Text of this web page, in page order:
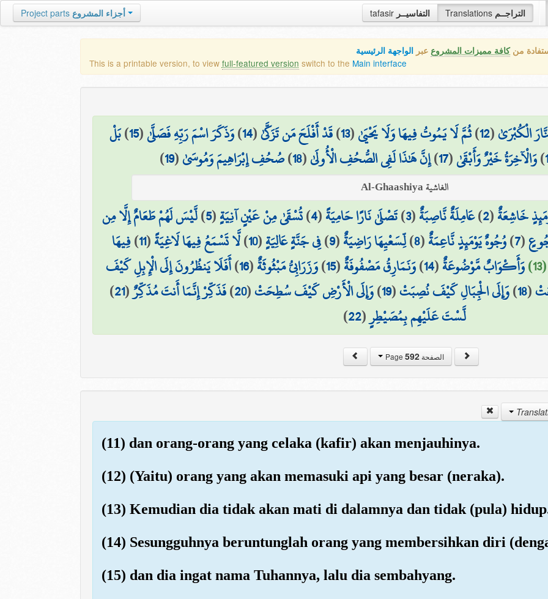
tafasir التفاسيــر Translations التراجــم Project parts أجزاء المشروع
منكافة مميزات المشروع عبر الواجهة الرئيسية
This is a printable version, to view full-featured version switch to the Main interface
الْكُبْرَىٰ(
12
)ثُمَّ لَا يَمُوتُ فِيهَا وَلَا يَحْيَىٰ(
13
)قَدْ أَفْلَحَ مَن تَزَكَّىٰ(
14
)وَذَكَرَ اسْمَ رَبِّهِ فَصَلَّىٰ(
15
)بَلْ
)وَالْآخِرَةُ خَيْرٌ وَأَبْقَىٰ(
17
)إِنَّ هَٰذَا لَفِي الصُّحُفِ الْأُولَىٰ(
18
)صُحُفِ إِبْرَاهِيمَ وَمُوسَىٰ(
19
)
الغاشية Al-Ghaashiya
خَاشِعَةٌ(
2
)عَامِلَةٌ نَّاصِبَةٌ(
3
)تَصْلَىٰ نَارًا حَامِيَةً(
4
)تُسْقَىٰ مِنْ عَيْنٍ آنِيَةٍ(
5
)لَّيْسَ لَهُمْ طَعَامٌ إِلَّا مِن
(
7
)وُجُوهٌ يَوْمَئِذٍ نَّاعِمَةٌ(
8
)لِّسَعْيِهَا رَاضِيَةٌ(
9
)فِي جَنَّةٍ عَالِيَةٍ(
10
)لَّا تَسْمَعُ فِيهَا لَاغِيَةً(
11
)فِيهَا
وَأَكْوَابٌ مَّوْضُوعَةٌ(
14
)وَنَمَارِقُ مَصْفُوفَةٌ(
15
)وَزَرَابِيُّ مَبْثُوثَةٌ(
16
)أَفَلَا يَنظُرُونَ إِلَى الْإِبِلِ كَيْفَ
(
18
)وَإِلَى الْجِبَالِ كَيْفَ نُصِبَتْ(
19
)وَإِلَى الْأَرْضِ كَيْفَ سُطِحَتْ(
20
)فَذَكِّرْ إِنَّمَا أَنتَ مُذَكِّرٌ(
21
)
لَّسْتَ عَلَيْهِم بِمُصَيْطِرٍ(
22
)
الصفحة Page592
(11) dan orang-orang yang celaka (kafir) akan menjauhinya.
(12) (Yaitu) orang yang akan memasuki api yang besar (neraka).
(13) Kemudian dia tidak akan mati di dalamnya dan tidak (pula)
(14) Sesungguhnya beruntunglah orang yang membersihkan diri
(15) dan dia ingat nama Tuhannya, lalu dia sembahyang.